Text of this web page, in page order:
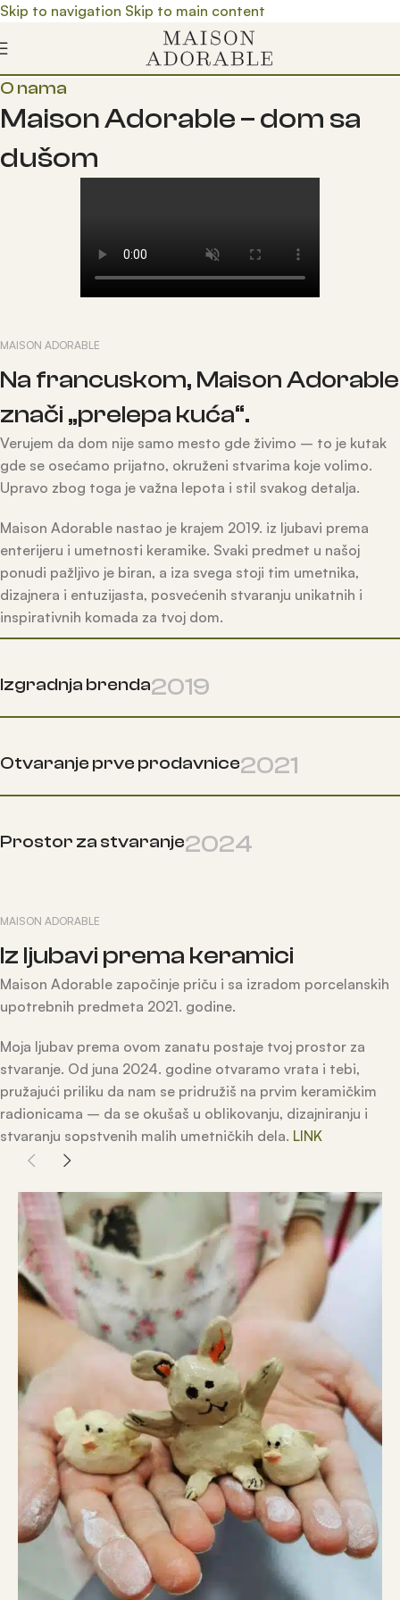
Skip to navigation Skip to main content
O nama
Maison Adorable – dom sa
dušom
MAISON ADORABLE
Na francuskom, Maison Adorable
znači „prelepa kuća“.
Verujem da dom nije samo mesto gde živimo – to je kutak
gde se osećamo prijatno, okruženi stvarima koje volimo.
Upravo zbog toga je važna lepota i stil svakog detalja.
Maison Adorable nastao je krajem 2019. iz ljubavi prema
enterijeru i umetnosti keramike. Svaki predmet u našoj
ponudi pažljivo je biran, a iza svega stoji tim umetnika,
dizajnera i entuzijasta, posvećenih stvaranju unikatnih i
inspirativnih komada za tvoj dom.
Izgradnja brenda2019
Otvaranje prve prodavnice2021
Prostor za stvaranje2024
MAISON ADORABLE
Iz ljubavi prema keramici
Maison Adorable započinje priču i sa izradom porcelanskih
upotrebnih predmeta 2021. godine.
Moja ljubav prema ovom zanatu postaje tvoj prostor za
stvaranje. Od juna 2024. godine otvaramo vrata i tebi,
pružajući priliku da nam se pridružiš na prvim keramičkim
radionicama – da se okušaš u oblikovanju, dizajniranju i
stvaranju sopstvenih malih umetničkih dela. LINK